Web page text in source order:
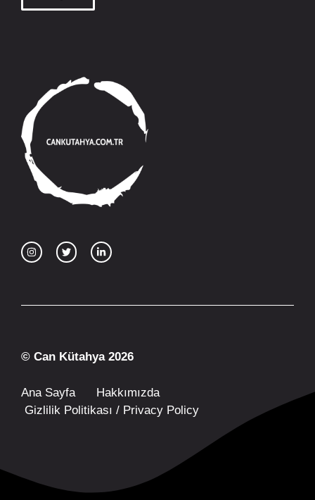
© Can Kütahya 2026
Ana Sayfa
Hakkımızda
Gizlilik Politikası / Privacy Policy